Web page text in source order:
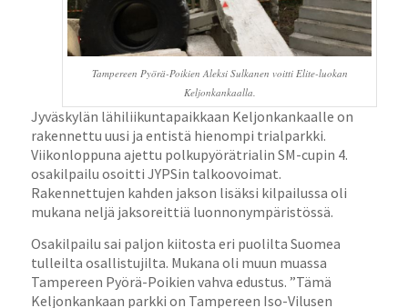
Tampereen Pyörä-Poikien Aleksi Sulkanen voitti Elite-luokan
Keljonkankaalla.
Jyväskylän lähiliikuntapaikkaan Keljonkankaalle on
rakennettu uusi ja entistä hienompi trialparkki.
Viikonloppuna ajettu polkupyörätrialin SM-cupin 4.
osakilpailu osoitti JYPSin talkoovoimat.
Rakennettujen kahden jakson lisäksi kilpailussa oli
mukana neljä jaksoreittiä luonnonympäristössä.
Osakilpailu sai paljon kiitosta eri puolilta Suomea
tulleilta osallistujilta. Mukana oli muun muassa
Tampereen Pyörä-Poikien vahva edustus. ”Tämä
Keljonkankaan parkki on Tampereen Iso-Vilusen